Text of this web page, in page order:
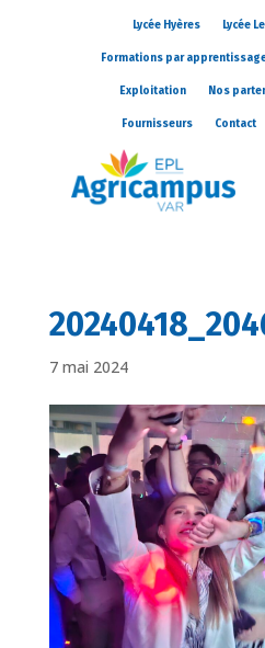
Lycée Hyères Lycée
Formations par
Exploitation Nos
Fournisseurs Contact
7 mai 2024